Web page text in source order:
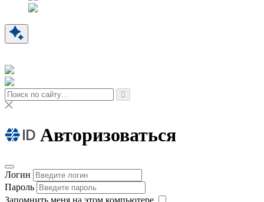
Авторизоваться
Логин
Пароль